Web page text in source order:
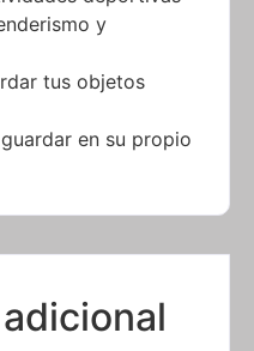
y
tus objetos
en su propio